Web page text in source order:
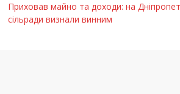
Приховав майно та доходи: на
сільради визнали винним